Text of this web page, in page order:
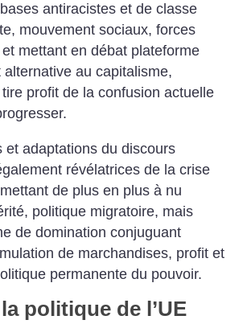
antiracistes et de classe
mouvement sociaux, forces
mettant en débat plateforme
au capitalisme,
tire profit de la confusion actuelle
et adaptations du discours
révélatrices de la crise
de plus en plus à nu
politique migratoire, mais
de domination conjuguant
de marchandises, profit et
permanente du pouvoir.
politique de l’UE